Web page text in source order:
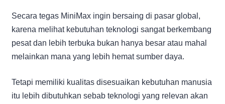
Secara tegas MiniMax ingin bersaing di pasar global,
karena melihat kebutuhan teknologi sangat berkembang
pesat dan lebih terbuka bukan hanya besar atau mahal
melainkan mana yang lebih hemat sumber daya.
Tetapi memiliki kualitas disesuaikan kebutuhan manusia
itu lebih dibutuhkan sebab teknologi yang relevan akan